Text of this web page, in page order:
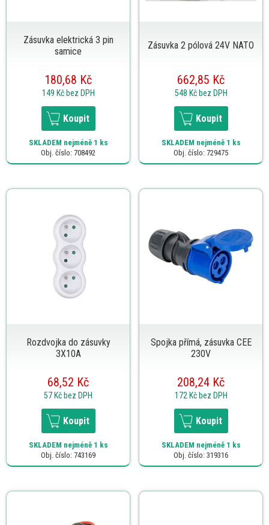
Zásuvka elektrická 3 pin
samice
180,68 Kč
149 Kč bez DPH
Koupit
SKLADEM nejméně 1 ks
Obj. číslo: 708492
Zásuvka 2 pólová 24V NATO
662,85 Kč
548 Kč bez DPH
Koupit
SKLADEM nejméně 1 ks
Obj. číslo: 729475
Rozdvojka do zásuvky
3X10A
68,52 Kč
57 Kč bez DPH
Koupit
SKLADEM nejméně 1 ks
Obj. číslo: 743169
Spojka přímá, zásuvka CEE
230V
208,24 Kč
172 Kč bez DPH
Koupit
SKLADEM nejméně 1 ks
Obj. číslo: 319316